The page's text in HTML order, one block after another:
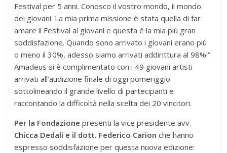
Festival per 5 anni. Conosco il vostro mondo, il mondo
dei giovani. La mia prima missione è stata quella di far
amare il Festival ai giovani e questa è la mia più gran
soddisfazione. Quando sono arrivato i giovani erano più
o meno il 30%, adesso siamo arrivati addirittura al 98%!”
Amadeus si è complimentato con i 49 giovani artisti
arrivati all’audizione finale di oggi pomeriggio
sottolineando il grande livello di partecipanti e
raccontando la difficoltà nella scelta dei 20 vincitori.
Per la Fondazione presenti la vice presidente avv.
Chicca Dedali e il dott. Federico Carion che hanno
espresso soddisfazione per questa nuova edizione: